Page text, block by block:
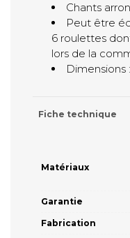
Chants
Peut être
6 roulettes
lors de la
Dimensions
Fiche technique
Matériaux
Garantie
Fabrication